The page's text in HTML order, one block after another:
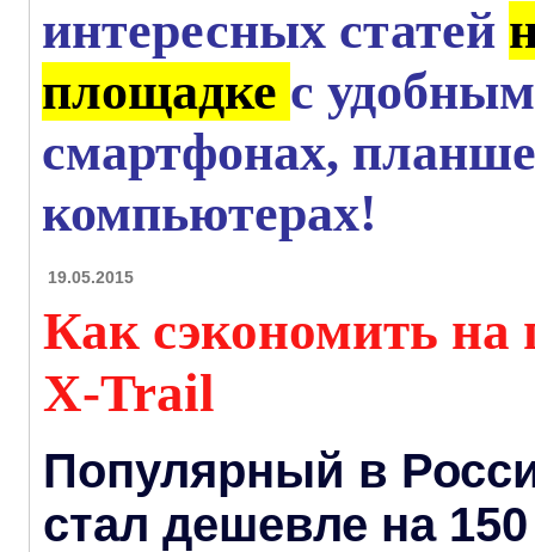
интересных статей
площадке с
смартфонах,
компьютерах!
19.05.2015
Как сэкономить на
X-Trail
Популярный в
стал дешевле на